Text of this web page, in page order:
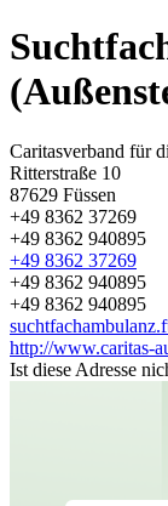
Caritasverband für
Ritterstraße 10
87629 Füssen
+49 8362 37269
+49 8362 940895
+49 8362 37269
+49 8362 940895
+49 8362 940895
http://www.caritas-
Ist diese Adresse